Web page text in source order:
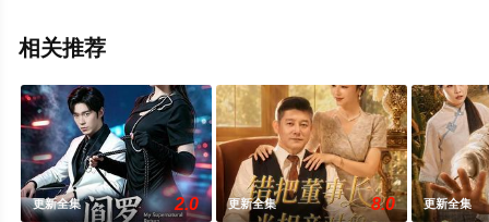
相关推荐
更新全集 2.0 更新全集 8.0 更新全集